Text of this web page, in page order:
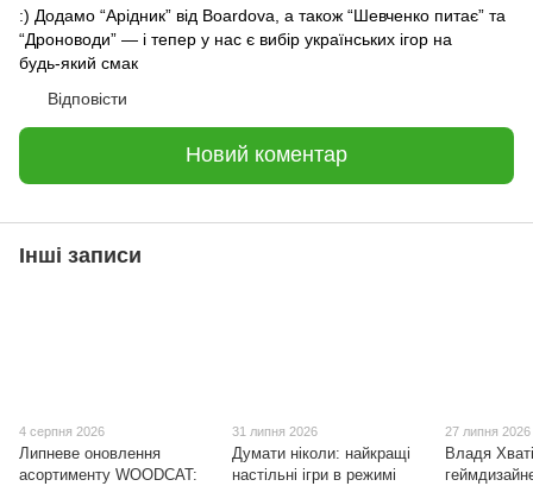
:) Додамо “Арідник” від Boardova, а також “Шевченко питає” та
“Дроноводи” — і тепер у нас є вибір українських ігор на
будь‑який смак
Відповісти
Новий коментар
Інші записи
4 серпня 2026
Липневе оновлення
асортименту WOODCAT:
31 липня 2026
Думати ніколи: найкращі
настільні ігри в режимі
27 липня 2026
Владя